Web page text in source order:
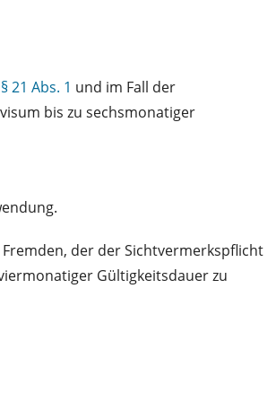
§ 21 Abs. 1 und im Fall der
bis zu sechsmonatiger
der der Sichtvermerkspflicht
Gültigkeitsdauer zu